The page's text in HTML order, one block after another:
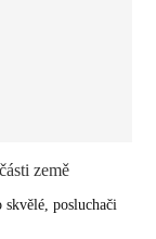
země
posluchači